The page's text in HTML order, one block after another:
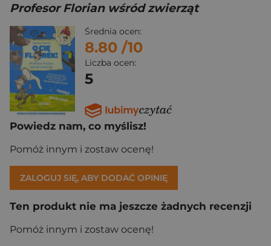
Profesor Florian wśród zwierząt
Średnia ocen:
8.80 /10
Liczba ocen:
5
Powiedz nam, co myślisz!
Pomóż innym i zostaw ocenę!
ZALOGUJ SIĘ, ABY DODAĆ OPINIĘ
Ten produkt nie ma jeszcze żadnych recenzji
Pomóż innym i zostaw ocenę!